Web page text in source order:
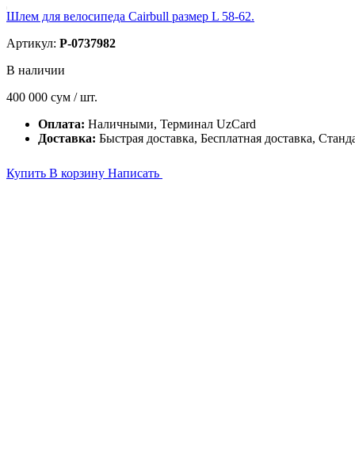
Шлем для велосипеда Cairbull размер L 58-62.
Артикул: P-0737982
В наличии
400 000 сум / шт.
Оплата: Наличными, Терминал UzCard
Доставка: Быстрая доставка, Бесплатная доставка,
Купить В корзину Написать